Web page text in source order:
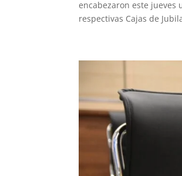
encabezaron este jueves
respectivas Cajas de